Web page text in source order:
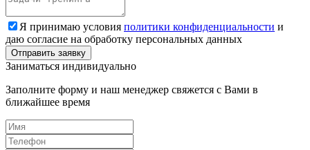
Я принимаю условия политики конфиденциальности и
даю согласие на обработку персональных данных
Заниматься индивидуально
Заполните форму и наш менеджер свяжется с Вами в
ближайшее время